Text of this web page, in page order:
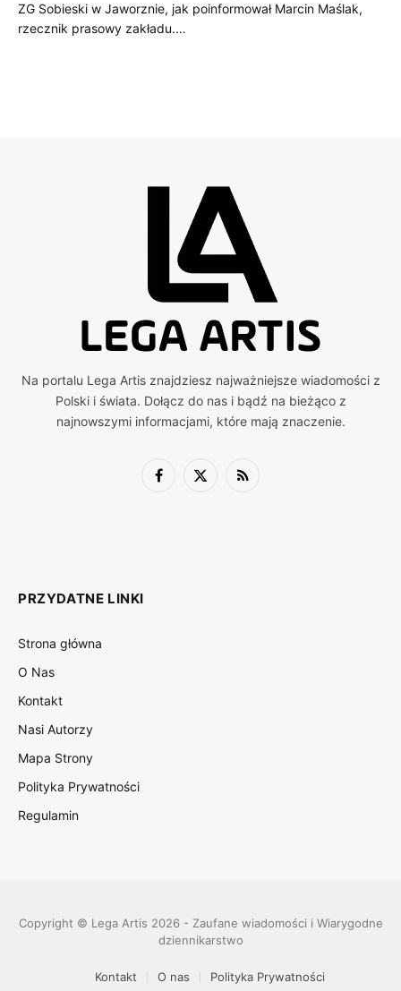
ZG Sobieski w Jaworznie, jak poinformował Marcin Maślak,
rzecznik prasowy zakładu.…
Na portalu Lega Artis znajdziesz najważniejsze wiadomości z
Polski i świata. Dołącz do nas i bądź na bieżąco z
najnowszymi informacjami, które mają znaczenie.
Facebook
X
RSS
PRZYDATNE LINKI
Strona główna
O Nas
Kontakt
Nasi Autorzy
Mapa Strony
Polityka Prywatności
Regulamin
Copyright © Lega Artis 2026 - Zaufane wiadomości i Wiarygodne
dziennikarstwo
Kontakt O nas Polityka Prywatności